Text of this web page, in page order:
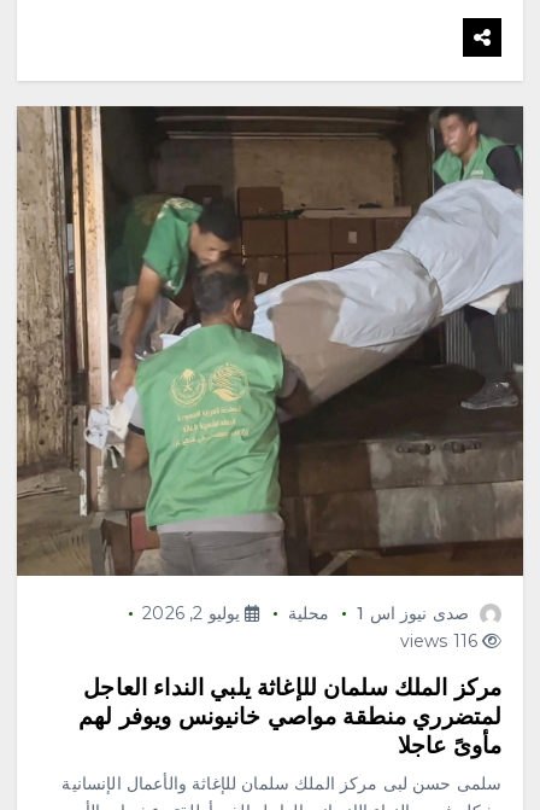
صدى نيوز اس 1 محلية
يوليو 2, 2026
116 views
مركز الملك سلمان للإغاثة يلبي النداء العاجل
لمتضرري منطقة مواصي خانيونس ويوفر لهم
مأوىً عاجلا
سلمى حسن لبى مركز الملك سلمان للإغاثة والأعمال الإنسانية